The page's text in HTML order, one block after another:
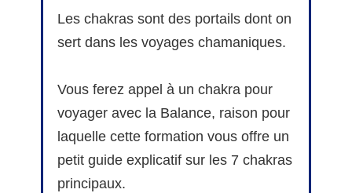
Les chakras sont des portails dont on
sert dans les voyages chamaniques.
Vous ferez appel à un chakra pour
voyager avec la Balance, raison pour
laquelle cette formation vous offre un
petit guide explicatif sur les 7 chakras
principaux.